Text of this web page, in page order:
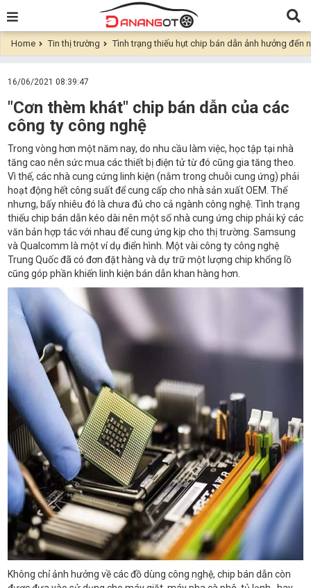
Home Tin thị trường Tình trạng thiếu hụt chip bán dẫn ảnh hưởng đến
16/06/2021 08:39:47
"Cơn thèm khát" chip bán dẫn của các
công ty công nghệ
Trong vòng hơn một năm nay, do nhu cầu làm việc, học tập tại nhà
tăng cao nên sức mua các thiết bị điện tử từ đó cũng gia tăng theo.
Vì thế, các nhà cung cứng linh kiện (nằm trong chuỗi cung ứng) phải
hoạt động hết công suất để cung cấp cho nhà sản xuất OEM. Thế
nhưng, bấy nhiêu đó là chưa đủ cho cả ngành công nghệ. Tình trạng
thiếu chip bán dẫn kéo dài nên một số nhà cung ứng chip phải ký các
văn bản hợp tác với nhau để cung ứng kịp cho thị trường. Samsung
và Qualcomm là một ví dụ điển hình. Một vài công ty công nghệ
Trung Quốc đã có đơn đặt hàng và dự trữ một lượng chip khổng lồ
cũng góp phần khiến linh kiện bán dẫn khan hàng hơn.
Không chỉ ảnh hưởng về các đồ dùng công nghệ, chip bán dẫn còn